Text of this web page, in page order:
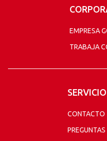
EMPRESA
TRABAJA
CONTACTO